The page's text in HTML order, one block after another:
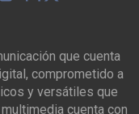
que cuenta
comprometido a
y versátiles que
cuenta con